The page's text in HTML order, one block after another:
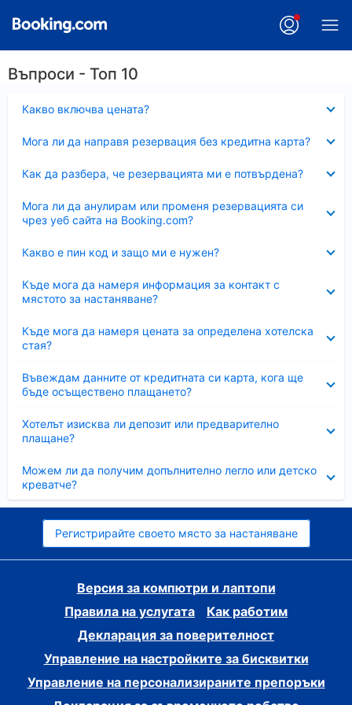
Въпроси - Топ 10
Какво включва цената?
Мога ли да направя резервация без кредитна карта?
Как да разбера, че резервацията ми е потвърдена?
Мога ли да анулирам или променя резервацията си
чрез уеб сайта на Booking.com?
Какво е пин код и защо ми е нужен?
Къде мога да намеря информация за контакт с
мястото за настаняване?
Къде мога да намеря цената за определена хотелска
стая?
Въвеждам данните от кредитната си карта, кога ще
бъде осъществено плащането?
Хотелът изисква ли депозит или предварително
плащане?
Можем ли да получим допълнително легло или детско
креватче?
Регистрирайте своето място за настаняване
Версия за компютри и лаптопи
Правила на услугата
Как работим
Декларация за поверителност
Управление на настройките за бисквитки
Управление на персонализираните препоръки